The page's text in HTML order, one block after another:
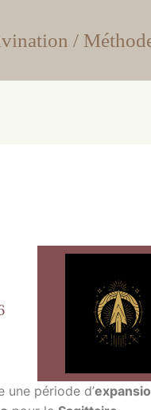
/
une période d’